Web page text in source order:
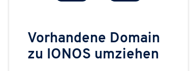
Vorhandene Domain
zu IONOS umziehen